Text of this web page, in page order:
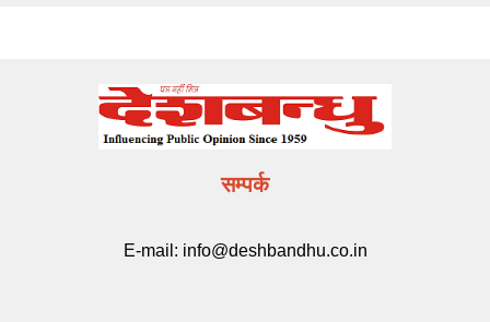
सम्पर्क
E-mail: info@deshbandhu.co.in